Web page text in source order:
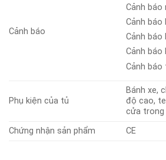
Cảnh báo
Cảnh
Cảnh báo
Cảnh báo
Cảnh
Cảnh báo
Phụ kiện của tủ
Bánh xe,
độ cao,
cửa trong
Chứng nhận sản phẩm
CE